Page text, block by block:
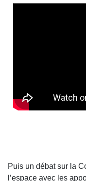
Puis un débat sur la
l’espace avec les